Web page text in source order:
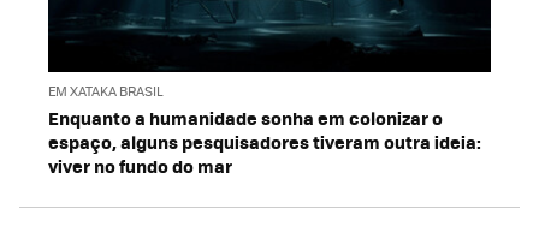
EM XATAKA BRASIL
Enquanto a humanidade sonha em colonizar o
espaço, alguns pesquisadores tiveram outra ideia:
viver no fundo do mar